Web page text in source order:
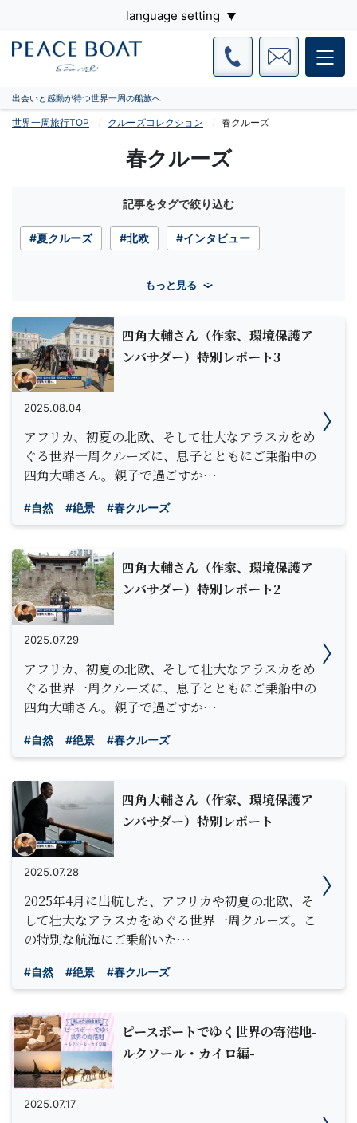
language setting
出会いと感動が待つ世界一周の船旅へ
世界一周旅行TOP クルーズコレクション 春クルーズ
春クルーズ
記事をタグで絞り込む
#夏クルーズ #北欧 #インタビュー
もっと見る
四角大輔さん（作家、環境保護ア
ンバサダー）特別レポート3
2025.08.04
アフリカ、初夏の北欧、そして壮大なアラスカをめ
ぐる世界一周クルーズに、息子とともにご乗船中の
四角大輔さん。親子で過ごすか…
#自然 #絶景 #春クルーズ
四角大輔さん（作家、環境保護ア
ンバサダー）特別レポート2
2025.07.29
アフリカ、初夏の北欧、そして壮大なアラスカをめ
ぐる世界一周クルーズに、息子とともにご乗船中の
四角大輔さん。親子で過ごすか…
#自然 #絶景 #春クルーズ
四角大輔さん（作家、環境保護ア
ンバサダー）特別レポート
2025.07.28
2025年4月に出航した、アフリカや初夏の北欧、そ
して壮大なアラスカをめぐる世界一周クルーズ。こ
の特別な航海にご乗船いた…
#自然 #絶景 #春クルーズ
ピースボートでゆく世界の寄港地-
ルクソール・カイロ編-
2025.07.17